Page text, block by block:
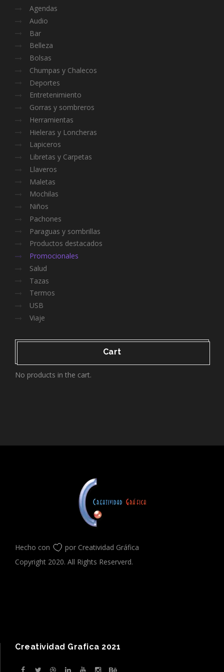
Agendas
Audio
Bar
Belleza
Bolsas
Chumpas y Chalecos
Deportes
Entretenimiento
Gorras y sombreros
Herramientas
Hieleras y Loncheras
Lapiceros
Libretas y Carpetas
Llaveros
Maletas
Mochilas
Niños
Pachones
Paraguas y sombrillas
Productos destacados
Promocionales
Salud
Tazas
Termos
USB
Viaje
Cart
No products in the cart.
Hecho con
por Creatividad Gráfica
Copyright 2020. All Rights Reserverd.
Creatividad Grafica 2021